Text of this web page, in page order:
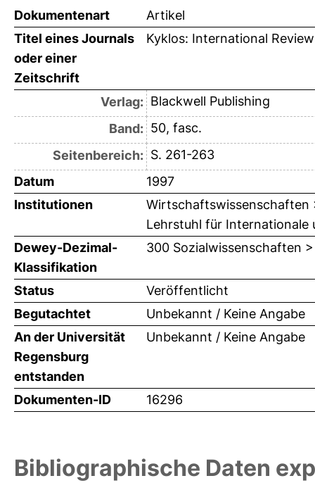
Dokumentenart
Artikel
Titel eines Journals
oder einer
Zeitschrift
Kyklos: International
Verlag: Blackwell Publishing
Band: 50, fasc.
Seitenbereich: S. 261-263
Datum
1997
Institutionen
Lehrstuhl für Internationale
Dewey-Dezimal-
Klassifikation
300 Sozialwissenschaften
Status
Veröffentlicht
Begutachtet
Unbekannt / Keine Angabe
An der Universität
Regensburg
entstanden
Unbekannt / Keine Angabe
Dokumenten-ID 16296
Bibliographische Daten